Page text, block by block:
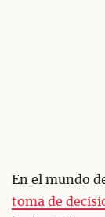
En el mundo
toma de